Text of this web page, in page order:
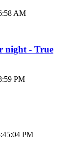
AM
night - True
PM
PM